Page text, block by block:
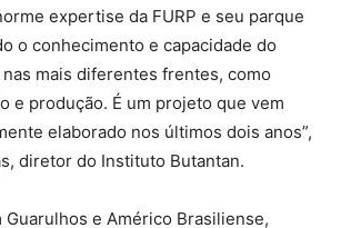
expertise da FURP e seu parque
o conhecimento e capacidade do
mais diferentes frentes, como
e produção. É um projeto que vem
elaborado nos últimos dois anos”,
diretor do Instituto Butantan.
Guarulhos e Américo Brasiliense,